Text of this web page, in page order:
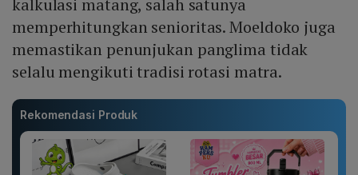
kalkulasi matang, salah satunya
memperhitungkan senioritas. Moeldoko juga
memastikan penunjukan panglima tidak
selalu mengikuti tradisi rotasi matra.
Rekomendasi Produk